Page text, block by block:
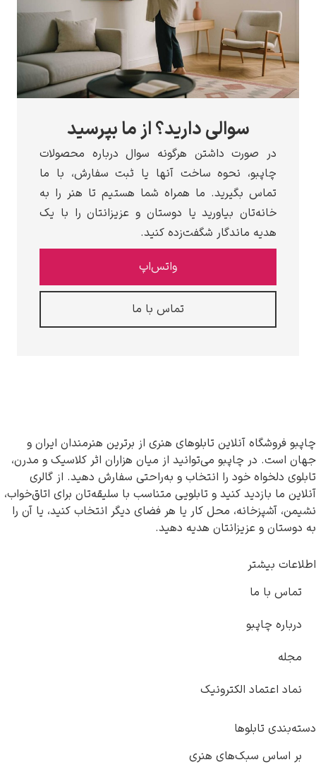
سوالی دارید؟ از ما بپرسید
در صورت داشتن هرگونه سوال درباره محصولات
چاپبو، نحوه ساخت آنها یا ثبت سفارش، با ما
تماس بگیرید. ما همراه شما هستیم تا هنر را به
خانه‌تان بیاورید یا دوستان و عزیزانتان را با یک
هدیه ماندگار شگفت‌زده کنید.
تماس با ما
آنلاین تابلوهای هنری از برترین هنرمندان ایران و
در چاپبو می‌توانید از میان هزاران اثر کلاسیک و مدرن،
خود را انتخاب و به‌راحتی سفارش دهید. از گالری
بازدید کنید و تابلویی متناسب با سلیقه‌تان برای اتاق‌خواب،
محل کار یا هر فضای دیگر انتخاب کنید، یا آن را
و عزیزانتان هدیه دهید.
ما
چاپبو
الکترونیک
تابلوها
سبک‌های هنری